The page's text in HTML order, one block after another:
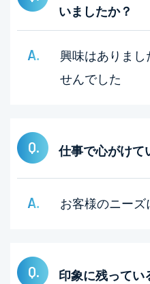
いましたか？
興味はありまし
せんでした
仕事で心がけて
お客様のニーズ
印象に残ってい